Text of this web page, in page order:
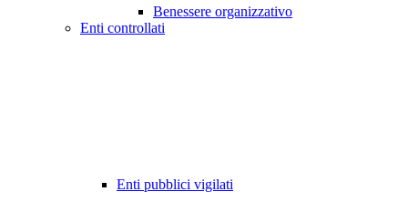
Benessere organizzativo
Enti controllati
Enti pubblici vigilati